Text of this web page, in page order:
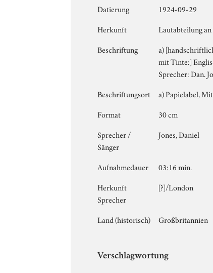
Datierung
1924-09-29
Herkunft
Lautabteilung
Beschriftung
a)
mit Tinte:]
Sprecher: Dan.
Beschriftungsort
a) Papielabel,
Format
30 cm
Sprecher /
Sänger
Jones, Daniel
Aufnahmedauer
03:16 min.
Herkunft
Sprecher
[?]/London
Land (historisch) Großbritannien
Verschlagwortung